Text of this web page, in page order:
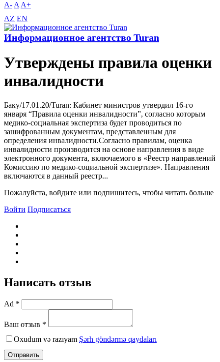
A- A A+
AZ EN
Информационное агентство Turan
Утверждены правила оценки
инвалидности
Баку/17.01.20/Turan: Кабинет министров утвердил 16-го
января “Правила оценки инвалидности”, согласно которым
медико-социальная экспертиза будет проводиться по
зашифрованным документам, представленным для
определения инвалидности.Согласно правилам, оценка
инвалидности производится на основе направления в виде
электронного документа, включаемого в «Реестр направлений
Комиссию по медико-социальной экспертизе». Направления
включаются в данный реестр...
Пожалуйста, войдите или подпишитесь, чтобы читать больше
Войти Подписаться
Написать отзыв
Ad *
Ваш отзыв *
Oxudum və razıyam Şərh göndərmə qaydaları
Отправить